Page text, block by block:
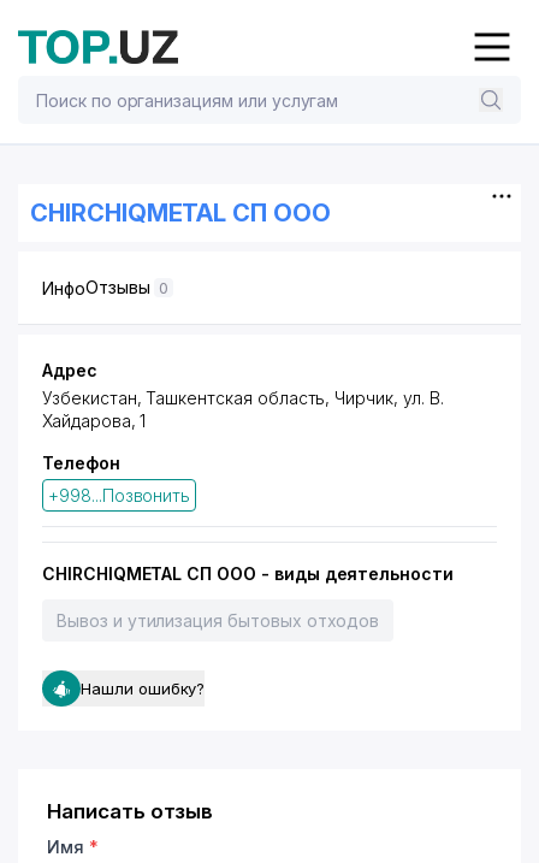
CHIRCHIQMETAL СП ООО
ИнфоОтзывы 0
Адрес
Узбекистан, Ташкентская область, Чирчик, ул. В.
Хайдарова, 1
Телефон
+998...Позвонить
CHIRCHIQMETAL СП ООО - виды деятельности
Вывоз и утилизация бытовых отходов
Нашли ошибку?
Написать отзыв
Имя *